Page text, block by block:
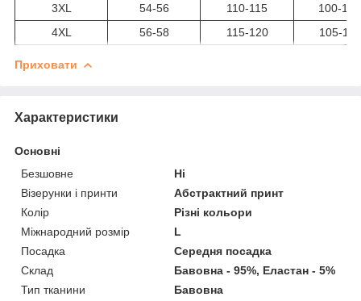
3XL
54-56 110-115
100-105
4XL
56-58 115-120 105-110
Приховати
Характеристики
Основні
Безшовне
Ні
Візерунки і принти
Абстрактний принт
Колір
Різні кольори
Міжнародний розмір
L
Посадка
Середня посадка
Склад
Бавовна - 95%, Еластан - 5%
Тип тканини
Бавовна